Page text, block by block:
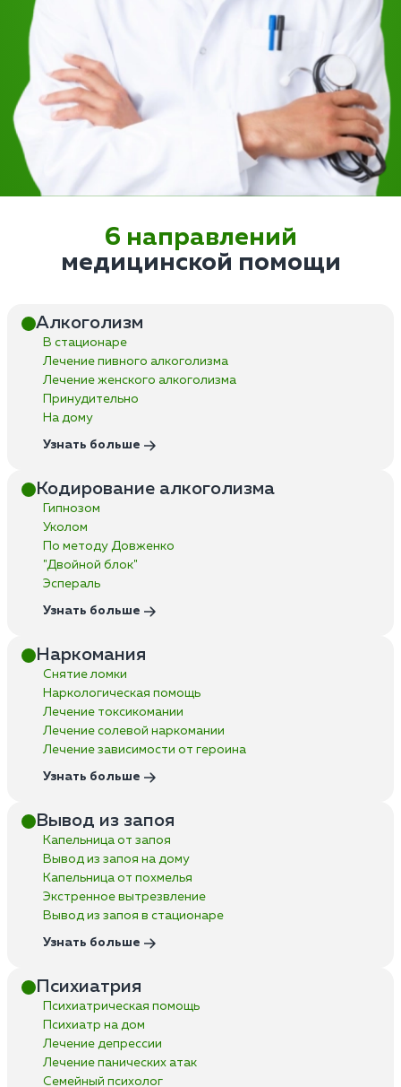
6 направлений
медицинской помощи
Алкоголизм
В стационаре
Лечение пивного алкоголизма
Лечение женского алкоголизма
Принудительно
На дому
Узнать больше
Кодирование алкоголизма
Гипнозом
Уколом
По методу Довженко
"Двойной блок"
Эспераль
Узнать больше
Наркомания
Снятие ломки
Наркологическая помощь
Лечение токсикомании
Лечение солевой наркомании
Лечение зависимости от героина
Узнать больше
Вывод из запоя
Капельница от запоя
Вывод из запоя на дому
Капельница от похмелья
Экстренное вытрезвление
Вывод из запоя в стационаре
Узнать больше
Психиатрия
Психиатрическая помощь
Психиатр на дом
Лечение депрессии
Лечение панических атак
Семейный психолог